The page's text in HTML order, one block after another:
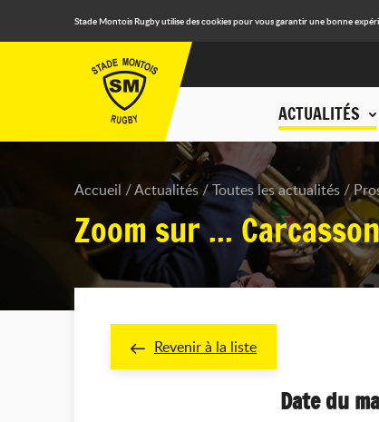
Stade Montois Rugby utilise des cookies pour vous garantir une bonne
ACTUALITÉS
Accueil Actualités Toutes les actualités
Zoom sur ...
Revenir à la liste
Date du